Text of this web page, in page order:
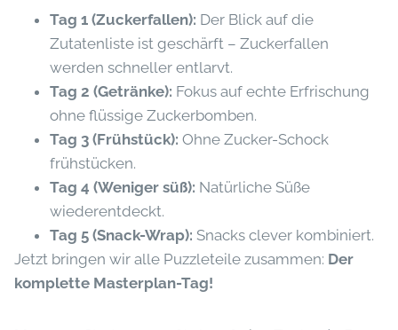
Tag 1 (Zuckerfallen): Der Blick auf die
Zutatenliste ist geschärft – Zuckerfallen
werden schneller entlarvt.
Tag 2 (Getränke): Fokus auf echte Erfrischung
ohne flüssige Zuckerbomben.
Tag 3 (Frühstück): Ohne Zucker-Schock
frühstücken.
Tag 4 (Weniger süß): Natürliche Süße
wiederentdeckt.
Tag 5 (Snack-Wrap): Snacks clever kombiniert.
Jetzt bringen wir alle Puzzleteile zusammen: Der
komplette Masterplan-Tag!